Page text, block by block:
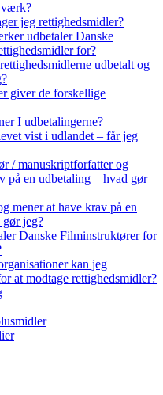
værk?
jeg rettighedsmidler?
udbetaler Danske
for?
udbetalt og
giver de forskellige
I udbetalingerne?
vist i udlandet – får jeg
/ manuskriptforfatter og
på en udbetaling – hvad gør
mener at have krav på en
jeg?
Danske Filminstruktører for
kan jeg
at modtage rettighedsmidler?